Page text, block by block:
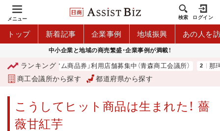
メニュー 検索 ログイン
トップ 新着記事 企業事例 地域振興 あの人を
中小企業と地域の商売繁盛・企業事例が満載！
ランキング
森市プレミアム商品券」利用店舗募集中（青森商工会議所） 那珂湊
商工会議所から探す 都道府県から探す
こうしてヒット商品は生まれた！ 薔
薇甘紅芋